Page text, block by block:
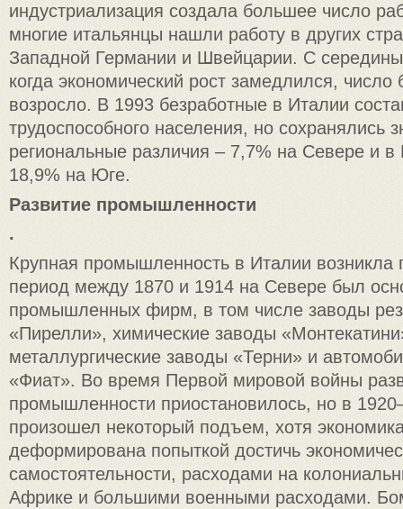
индустриализация создала большее число
многие итальянцы нашли работу в других
Западной Германии и Швейцарии. С
когда экономический рост замедлился, число
возросло. В 1993 безработные в Италии
трудоспособного населения, но сохранялись
региональные различия – 7,7% на Севере и в
18,9% на Юге.
Развитие промышленности
.
Крупная промышленность в Италии возникла
период между 1870 и 1914 на Севере был
промышленных фирм, в том числе заводы
«Пирелли», химические заводы
металлургические заводы «Терни» и
«Фиат». Во время Первой мировой войны
промышленности приостановилось, но в
произошел некоторый подъем, хотя
деформирована попыткой достичь
самостоятельности, расходами на
Африке и большими военными расходами.